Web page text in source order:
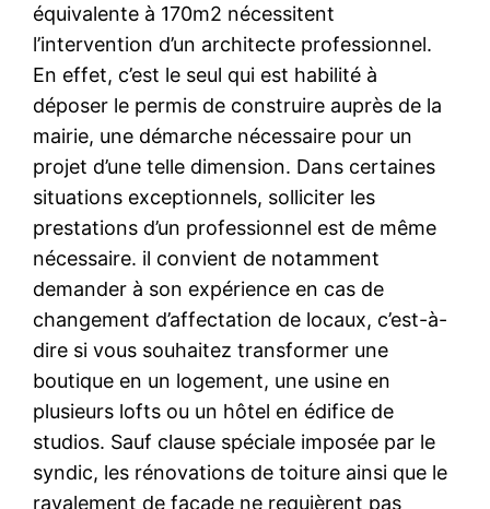
équivalente à 170m2 nécessitent
l’intervention d’un architecte professionnel.
En effet, c’est le seul qui est habilité à
déposer le permis de construire auprès de la
mairie, une démarche nécessaire pour un
projet d’une telle dimension. Dans certaines
situations exceptionnels, solliciter les
prestations d’un professionnel est de même
nécessaire. il convient de notamment
demander à son expérience en cas de
changement d’affectation de locaux, c’est-à-
dire si vous souhaitez transformer une
boutique en un logement, une usine en
plusieurs lofts ou un hôtel en édifice de
studios. Sauf clause spéciale imposée par le
syndic, les rénovations de toiture ainsi que le
ravalement de façade ne requièrent pas